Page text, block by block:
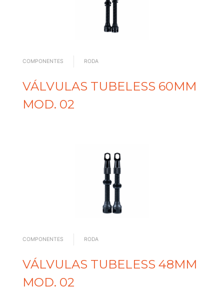
COMPONENTES RODA
VÁLVULAS TUBELESS 60MM
MOD. 02
COMPONENTES RODA
VÁLVULAS TUBELESS 48MM
MOD. 02